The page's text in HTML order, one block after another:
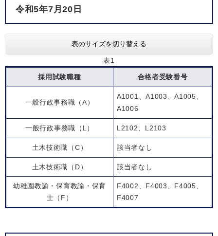
令和5年7月20日
表のサイズを切り替える
表1
採用試験職種 合格者受験番号
一般行政事務職（A）
A1001、A1003、A1005、
A1006
一般行政事務職（L） L2102、L2103
土木技術職（C） 該当者なし
土木技術職（D） 該当者なし
幼稚園教諭・保育教諭・保育
士（F）
F4002、F4003、F4005、
F4007